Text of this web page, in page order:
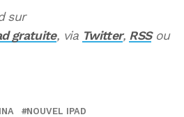
sur
gratuite, via Twitter, RSSou
NOUVEL IPAD